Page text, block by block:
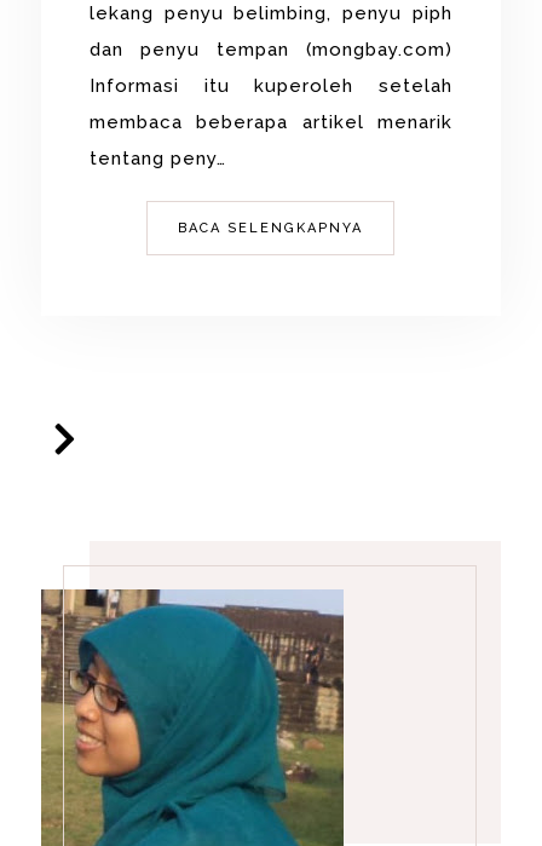
lekang penyu belimbing, penyu piph
dan penyu tempan (mongbay.com)
Informasi itu kuperoleh setelah
membaca beberapa artikel menarik
tentang peny…
BACA SELENGKAPNYA